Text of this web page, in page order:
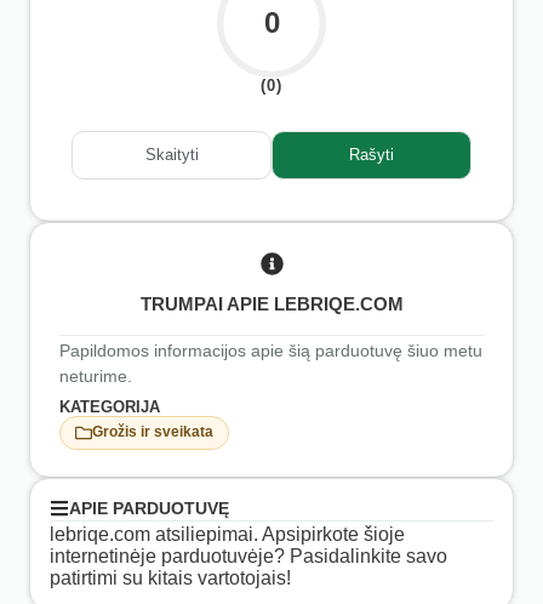
0
(0)
Skaityti Rašyti
TRUMPAI APIE LEBRIQE.COM
Papildomos informacijos apie šią parduotuvę šiuo metu
neturime.
KATEGORIJA
Grožis ir sveikata
APIE PARDUOTUVĘ
lebriqe.com atsiliepimai. Apsipirkote šioje
internetinėje parduotuvėje? Pasidalinkite savo
patirtimi su kitais vartotojais!